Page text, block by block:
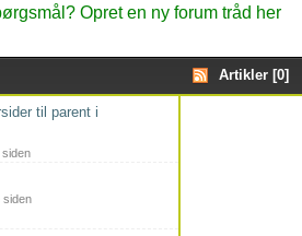
Opret en ny forum tråd her
Artikler [0]
til parent i
siden